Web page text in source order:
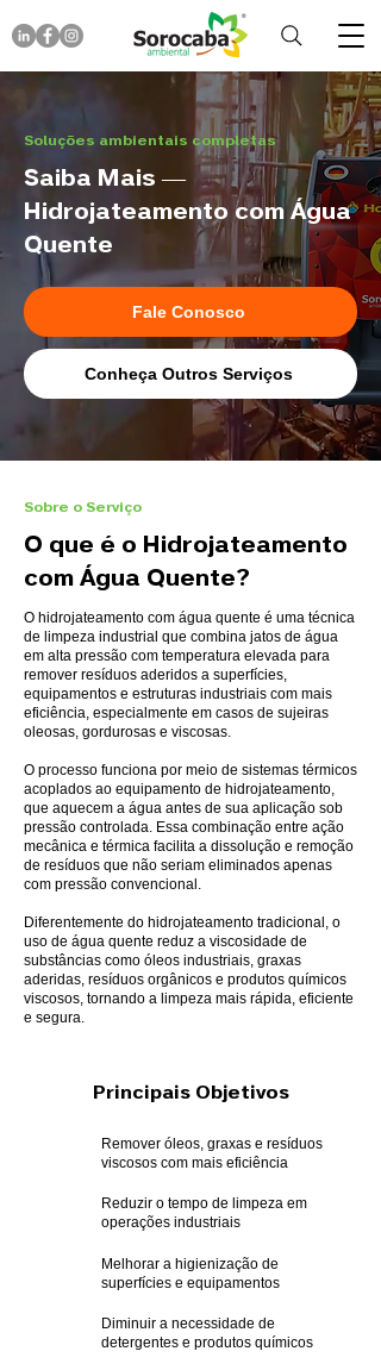
Soluções ambientais completas
Saiba Mais ―
Hidrojateamento com Água
Quente
Fale Conosco
Conheça Outros Serviços
Sobre o Serviço
O que é o Hidrojateamento
com Água Quente?
O hidrojateamento com água quente é uma técnica
de limpeza industrial que combina jatos de água
em alta pressão com temperatura elevada para
remover resíduos aderidos a superfícies,
equipamentos e estruturas industriais com mais
eficiência, especialmente em casos de sujeiras
oleosas, gordurosas e viscosas.
O processo funciona por meio de sistemas térmicos
acoplados ao equipamento de hidrojateamento,
que aquecem a água antes de sua aplicação sob
pressão controlada. Essa combinação entre ação
mecânica e térmica facilita a dissolução e remoção
de resíduos que não seriam eliminados apenas
com pressão convencional.
Diferentemente do hidrojateamento tradicional, o
uso de água quente reduz a viscosidade de
substâncias como óleos industriais, graxas
aderidas, resíduos orgânicos e produtos químicos
viscosos, tornando a limpeza mais rápida, eficiente
e segura.
Principais Objetivos
Remover óleos, graxas e resíduos
viscosos com mais eficiência
Reduzir o tempo de limpeza em
operações industriais
Melhorar a higienização de
superfícies e equipamentos
Diminuir a necessidade de
detergentes e produtos químicos